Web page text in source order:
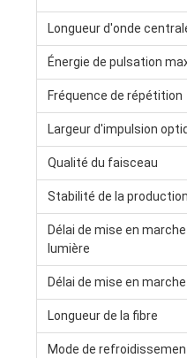
Longueur d'onde
Énergie de pulsation
Fréquence de répétition
Largeur d'impulsion
Qualité du faisceau
Stabilité de la production
Délai de mise en
lumière
Délai de mise en marche
Longueur de la fibre
Mode de